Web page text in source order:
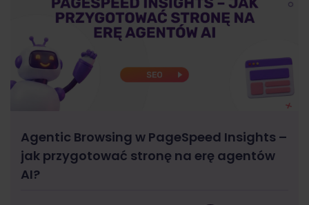
Agentic Browsing w PageSpeed Insights –
jak przygotować stronę na erę agentów
AI?